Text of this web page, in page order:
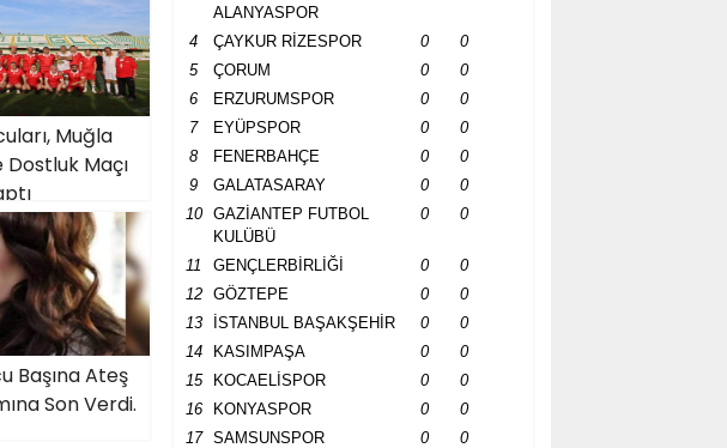
Muğla
Maçı
Başına Ateş
Son Verdi.
ALANYASPOR
4 ÇAYKUR RİZESPOR 0
0
5
ÇORUM 0
0
6
ERZURUMSPOR 0
0
7
EYÜPSPOR 0
0
8
FENERBAHÇE 0
0
9
GALATASARAY 0
0
10
GAZİANTEP FUTBOL
KULÜBÜ
0 0
11 GENÇLERBİRLİĞİ 0
0
12
GÖZTEPE 0
0
13
İSTANBUL BAŞAKŞEHİR 0
0
14
KASIMPAŞA 0
0
15
KOCAELİSPOR 0
0
16
KONYASPOR 0
0
17
SAMSUNSPOR 0
0